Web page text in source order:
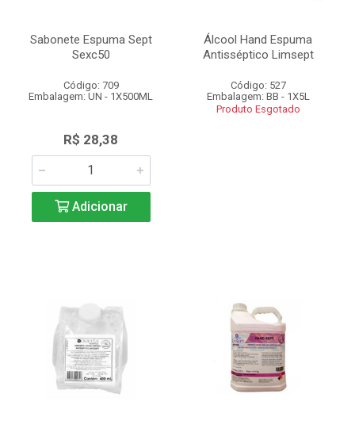
Sabonete Espuma Sept
Sexc50
Código: 709
Embalagem: UN - 1X500ML
R$ 28,38
Adicionar
Álcool Hand Espuma
Antisséptico Limsept
Código: 527
Embalagem: BB - 1X5L
Produto Esgotado